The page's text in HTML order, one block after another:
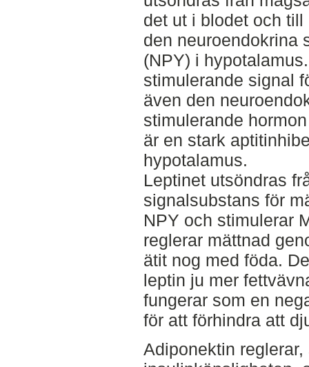
det ut i blodet och
den neuroendokrina
(NPY) i
stimulerande signal
även den
stimulerande
är en stark
hypotalamus.
Leptinet utsöndras
signalsubstans för
NPY och stimulerar
reglerar mättnad
ätit nog med föda.
leptin ju mer
fungerar som en
för att förhindra att
Adiponektin